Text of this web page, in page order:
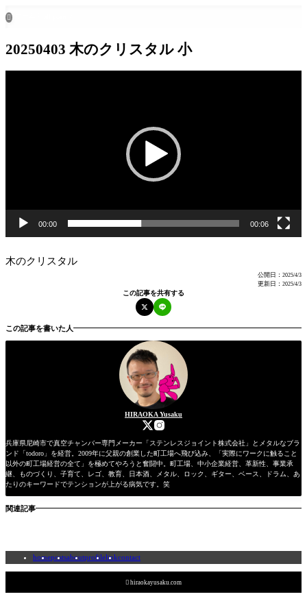

20250403 木のクリスタル 小
00:00 00:06
木のクリスタル
公開日： 2025/4/3
更新日： 2025/4/3
この記事を共有する
この記事を書いた人
HIRAOKA Yusaku
兵庫県尼崎市で真空チャンバー専門メーカー「ステンレスジョイント株式会社」とメタルなブラ
ンド「todoro」を経営。2009年に父親の創業した町工場へ飛び込み、「実際にワークに触ること
以外の町工場経営の全て」を極めてやろうと奮闘中。町工場、中小企業経営、革新性、事業承
継、ものづくり、子育て、レゴ、教育、日本酒、メタル、ロック、ギター、ベース、ドラム、あ
たりのキーワードでテンションが上がる病気です。笑
関連記事
homepostsaboutprofilelinkcontact
 hiraokayusaku.com